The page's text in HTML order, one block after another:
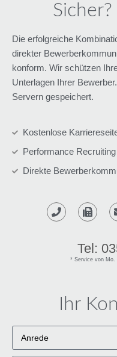
Die erfolgreiche
direkter
konform. Wir schützen
Unterlagen Ihrer
Servern gespeichert.
Kostenlose
Performance Recruiting
Direkte
Tel:
* Service von Mo.
Ihr